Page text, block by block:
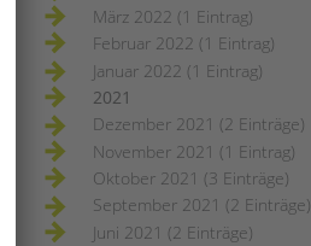
März 2022 (1 Eintrag)
Februar 2022 (1 Eintrag)
Januar 2022 (1 Eintrag)
2021
Dezember 2021 (2 Einträge)
November 2021 (1 Eintrag)
Oktober 2021 (3 Einträge)
September 2021 (2 Einträge)
Juni 2021 (2 Einträge)